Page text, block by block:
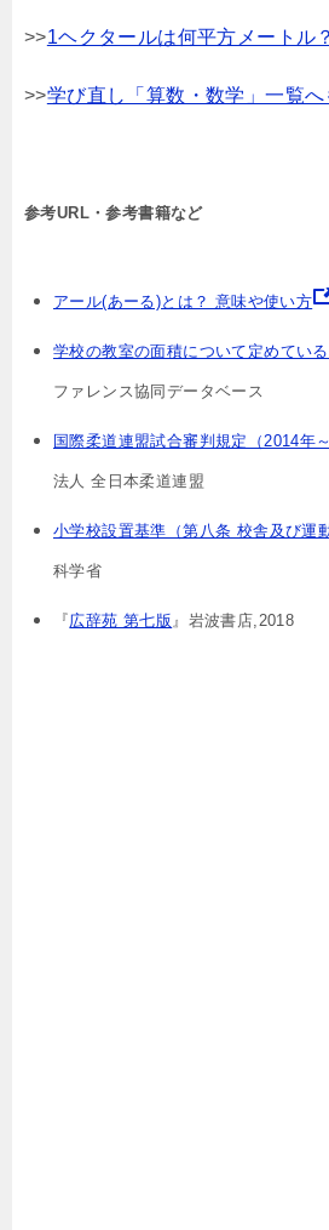
>>1ヘクタールは何平方メートル
>>学び直し「算数・数学」一覧へ
参考URL・参考書籍など
アール(あーる)とは？ 意味や使い方
学校の教室の面積について定めてい
ファレンス協同データベース
国際柔道連盟試合審判規定（2014年
法人 全日本柔道連盟
小学校設置基準（第八条 校舎及び運
科学省
『広辞苑 第七版 』岩波書店,2018